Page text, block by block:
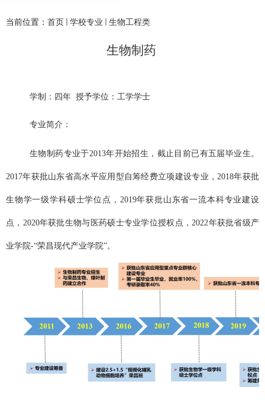
当前位置： 首页 学校专业 生物工程类
生物制药
学制： 四年 授予学位： 工学学士
专业简介：
生物制药专业于2013年开始招生，截止目前已有五届毕业生。
2017年获批山东省高水平应用型自筹经费立项建设专业， 2018年获批
生物学一级学科硕士学位点， 2019年获批山东省一流本科专业建设
点， 2020年获批生物与医药硕士专业学位授权点， 2022年获批省级产
业学院-“荣昌现代产业学院”。